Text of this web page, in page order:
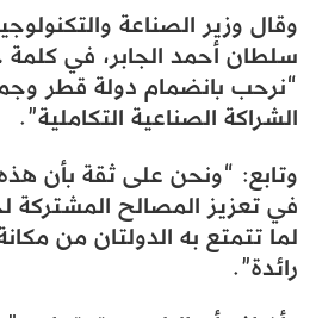
وقال وزير الصناعة
سلطان أحمد الجابر، في كلمة
“نرحب بانضمام دولة قطر
الشراكة الصناعية التكاملية”.
وتابع: “ونحن على ثقة بأن
في تعزيز المصالح المشتركة
لما تتمتع به الدولتان من
رائدة”.